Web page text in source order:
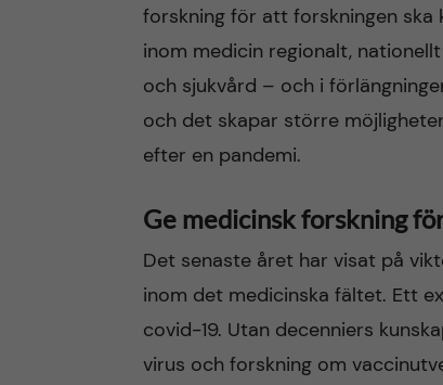
forskning för att forskningen
inom medicin regionalt,
och sjukvård – och i
och det skapar större
efter en pandemi.
Ge medicinsk forskning
Det senaste året har visat på
inom det medicinska fältet. Ett
covid-19. Utan decenniers
virus och forskning om